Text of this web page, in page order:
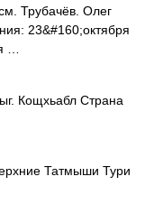
Трубачёв. Олег
23&#160;октября
…
Кощхьабл Страна
Татмыши Тури